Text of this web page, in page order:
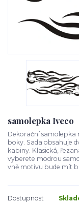
samolepka Iveco
Dekorační samolepka
boky. Sada obsahuje
kabiny. Klasická,
vyberete modrou
vně motivu bude mít
Dostupnost